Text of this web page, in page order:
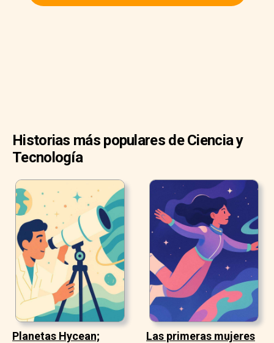
Historias más populares de Ciencia y
Tecnología
Planetas Hycean;
Las primeras mujeres